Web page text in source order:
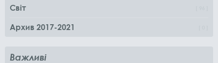
Світ
Архив 2017-2021
Важливі